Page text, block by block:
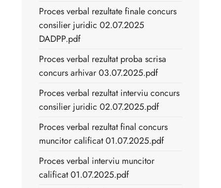
Proces verbal rezultate finale concurs
consilier juridic 02.07.2025
DADPP.pdf
Proces verbal rezultat proba scrisa
concurs arhivar 03.07.2025.pdf
Proces verbal rezultat interviu concurs
consilier juridic 02.07.2025.pdf
Proces verbal rezultat final concurs
muncitor calificat 01.07.2025.pdf
Proces verbal interviu muncitor
calificat 01.07.2025.pdf